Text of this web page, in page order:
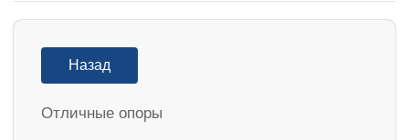
Назад
Отличные опоры